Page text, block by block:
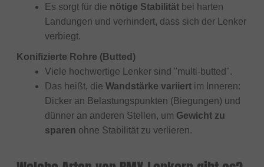
Es sorgt für die nötige Stabilität bei harten
Landungen und verhindert, dass sich der Lenker
verbiegt.
Konifizierte Rohre (Butted)
Viele hochwertige Lenker sind "multi-butted".
Das heißt, die Wandstärke variiert im Inneren:
Dicker an Belastungspunkten (Biegungen) und
dünner an anderen Stellen, um Gewicht zu
sparen ohne Stabilität zu verlieren.